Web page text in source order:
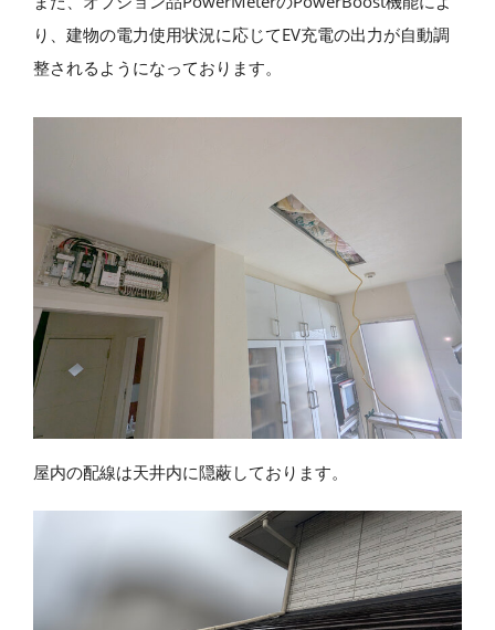
り、建物の電力使用状況に応じてEV充電の出力が自動調
整されるようになっております。
屋内の配線は天井内に隠蔽しております。